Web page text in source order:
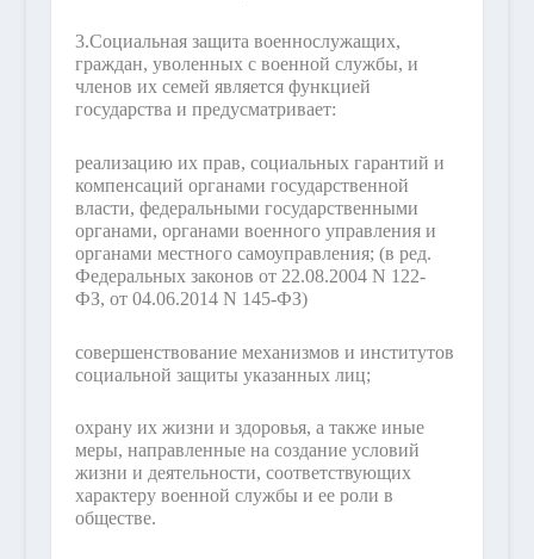
3.Социальная защита военнослужащих,
граждан, уволенных с военной службы, и
членов их семей является функцией
государства и предусматривает:
реализацию их прав, социальных гарантий и
компенсаций органами государственной
власти, федеральными государственными
органами, органами военного управления и
органами местного самоуправления; (в ред.
Федеральных законов от 22.08.2004 N 122-
ФЗ, от 04.06.2014 N 145-ФЗ)
совершенствование механизмов и институтов
социальной защиты указанных лиц;
охрану их жизни и здоровья, а также иные
меры, направленные на создание условий
жизни и деятельности, соответствующих
характеру военной службы и ее роли в
обществе.